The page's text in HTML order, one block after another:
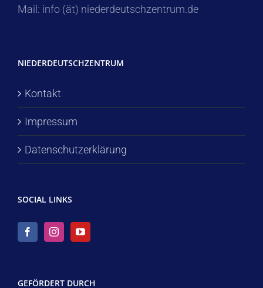
Mail: info (ät) niederdeutschzentrum.de
NIEDERDEUTSCHZENTRUM
Kontakt
Impressum
Datenschutzerklärung
SOCIAL LINKS
GEFÖRDERT DURCH